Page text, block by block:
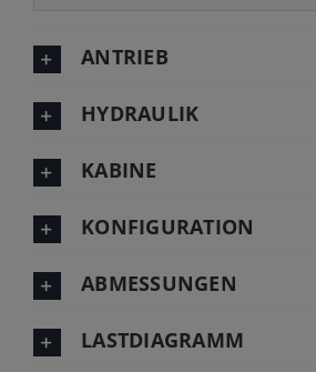
ANTRIEB
HYDRAULIK
KABINE
KONFIGURATION
ABMESSUNGEN
LASTDIAGRAMM